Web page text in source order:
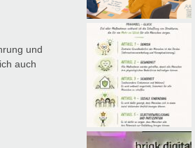
und
auch